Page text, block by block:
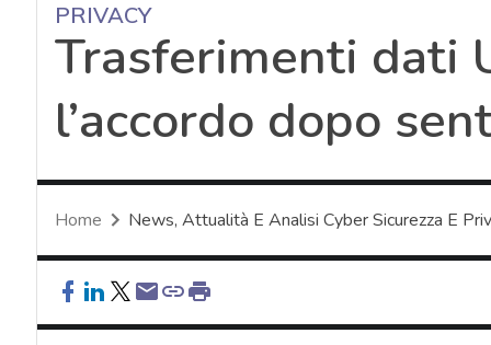
PRIVACY
Trasferimenti dati
l’accordo dopo
Home News, Attualità E Analisi Cyber Sicurezza E